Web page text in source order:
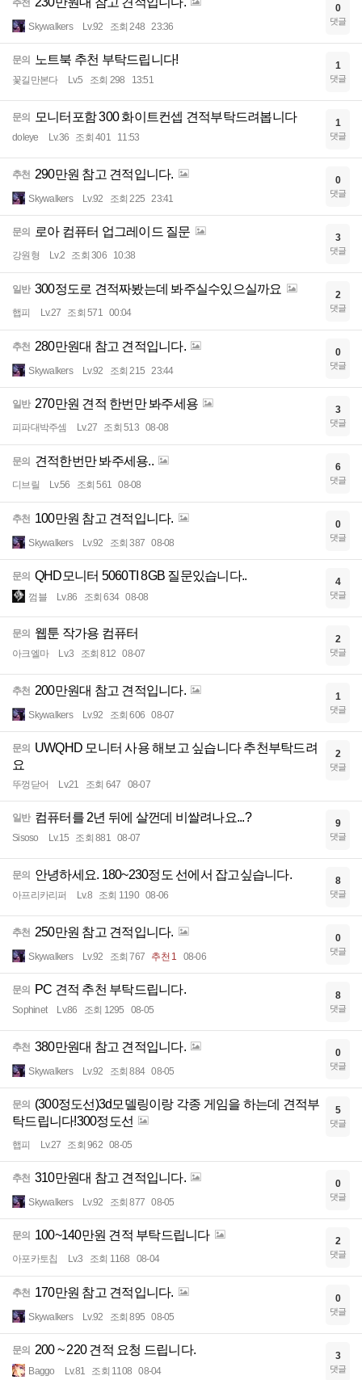
추천
Skywalkers Lv.92 조회 248 23:36
0
댓글
문의 노트북 추천 부탁드립니다!
꽃길만본다 Lv.5 조회 298 13:51
1
댓글
문의 모니터포함 300 화이트컨셉 견적부탁드려봅니다
doleye Lv.36 조회 401 11:53
1
댓글
추천 290만원 참고 견적입니다.
Skywalkers Lv.92 조회 225 23:41
0
댓글
문의 로아 컴퓨터 업그레이드 질문
강원형 Lv.2 조회 306 10:38
3
댓글
일반 300정도로 견적짜봤는데 봐주실수있으실까요
햅피 Lv.27 조회 571 00:04
2
댓글
추천 280만원대 참고 견적입니다.
Skywalkers Lv.92 조회 215 23:44
0
댓글
일반 270만원 견적 한번만 봐주세용
피파대박주셈 Lv.27 조회 513 08-08
3
댓글
문의 견적한번만 봐주세용..
디브릴 Lv.56 조회 561 08-08
6
댓글
추천 100만원 참고 견적입니다.
Skywalkers Lv.92 조회 387 08-08
0
댓글
문의 QHD모니터 5060TI 8GB 질문있습니다..
껌블 Lv.86 조회 634 08-08
4
댓글
문의 웹툰 작가용 컴퓨터
아크엘마 Lv.3 조회 812 08-07
2
댓글
추천 200만원대 참고 견적입니다.
Skywalkers Lv.92 조회 606 08-07
1
댓글
문의
UWQHD 모니터 사용 해보고 싶습니다 추천부탁드려
요
뚜껑닫어 Lv.21 조회 647 08-07
2
댓글
일반 컴퓨터를 2년 뒤에 살껀데 비쌀려나요...?
Sisoso Lv.15 조회 881 08-07
9
댓글
문의 안녕하세요. 180~230정도 선에서 잡고싶습니다.
아프리카리퍼 Lv.8 조회 1190 08-06
8
댓글
추천 250만원 참고 견적입니다.
Skywalkers Lv.92 조회 767 추천 1 08-06
0
댓글
문의 PC 견적 추천 부탁드립니다.
Sophinet Lv.86 조회 1295 08-05
8
댓글
추천 380만원대 참고 견적입니다.
Skywalkers Lv.92 조회 884 08-05
0
댓글
문의
(300정도선)3d모델링이랑 각종 게임을 하는데 견적부
탁드립니다!300정도선
햅피 Lv.27 조회 962 08-05
5
댓글
추천 310만원대 참고 견적입니다.
Skywalkers Lv.92 조회 877 08-05
0
댓글
문의 100~140만원 견적 부탁드립니다
아포카토칩 Lv.3 조회 1168 08-04
2
댓글
추천 170만원 참고 견적입니다.
Skywalkers Lv.92 조회 895 08-05
0
댓글
문의 200 ~ 220 견적 요청 드립니다.
Baggo Lv.81 조회 1108 08-04
3
댓글